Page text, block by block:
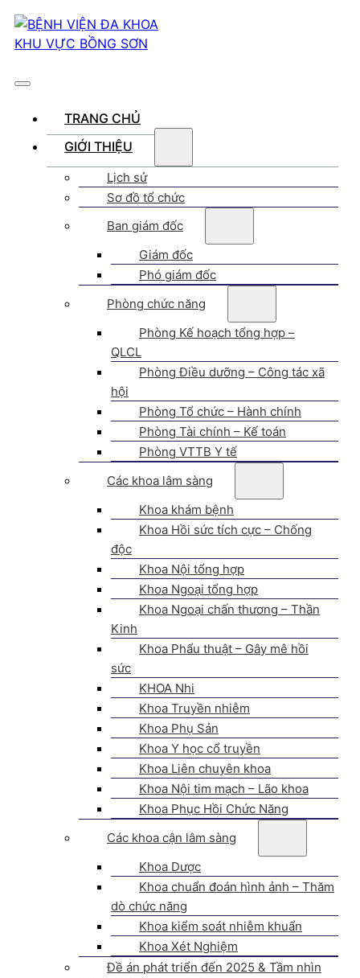
TRANG CHỦ
GIỚI THIỆU
Lịch sử
Sơ đồ tổ chức
Ban giám đốc
Giám đốc
Phó giám đốc
Phòng chức năng
Phòng Kế hoạch tổng hợp –
QLCL
Phòng Điều dưỡng – Công tác xã
hội
Phòng Tổ chức – Hành chính
Phòng Tài chính – Kế toán
Phòng VTTB Y tế
Các khoa lâm sàng
Khoa khám bệnh
Khoa Hồi sức tích cực – Chống
độc
Khoa Nội tổng hợp
Khoa Ngoại tổng hợp
Khoa Ngoại chấn thương – Thần
Kinh
Khoa Phẩu thuật – Gây mê hồi
sức
KHOA Nhi
Khoa Truyền nhiễm
Khoa Phụ Sản
Khoa Y học cổ truyền
Khoa Liên chuyên khoa
Khoa Nội tim mạch – Lão khoa
Khoa Phục Hồi Chức Năng
Các khoa cận lâm sàng
Khoa Dược
Khoa chuẩn đoán hình ảnh – Thăm
dò chức năng
Khoa kiểm soát nhiễm khuẩn
Khoa Xét Nghiệm
Đề án phát triển đến 2025 & Tầm nhìn